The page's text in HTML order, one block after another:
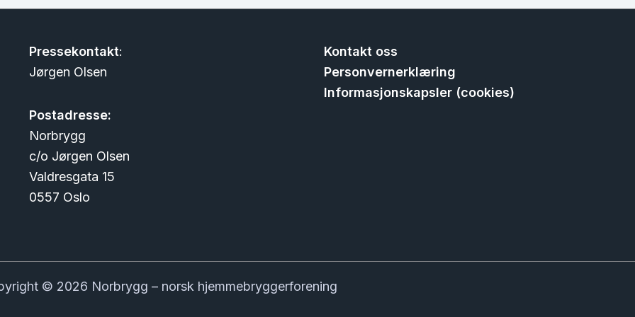
Pressekontakt:
Jørgen Olsen
Postadresse:
Norbrygg
c/o Jørgen Olsen
Valdresgata 15
0557 Oslo
Kontakt oss
Personvernerklæring
Informasjonskapsler (cookies)
© 2026 Norbrygg – norsk hjemmebryggerforening